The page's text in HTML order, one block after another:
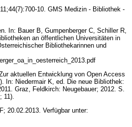
10. GMS Medizin - Bibliothek -
In: Bauer B, Gumpenberger C, Schiller R,
an öffentlichen Universitäten in
Bibliothekarinnen und
aktuellen Entwicklung von Open Access
In: Niedermair K, ed. Die neue Bibliothek:
Graz, Feldkirch: Neugebauer; 2012. S.
11).
20.02.2013. Verfügbar unter: